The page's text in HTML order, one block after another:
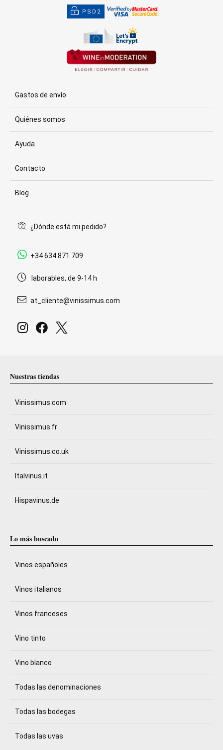
PSD2
Gastos de envío
Quiénes somos
Ayuda
Contacto
Blog
¿Dónde está mi pedido?
+34 634 871 709
laborables, de 9-14 h
at_cliente@vinissimus.com
Nuestras tiendas
Vinissimus.com
Vinissimus.fr
Vinissimus.co.uk
Italvinus.it
Hispavinus.de
Lo más buscado
Vinos españoles
Vinos italianos
Vinos franceses
Vino tinto
Vino blanco
Todas las denominaciones
Todas las bodegas
Todas las uvas